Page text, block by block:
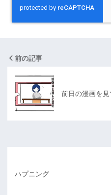
前の記事
前日の漫画を
ハプニング